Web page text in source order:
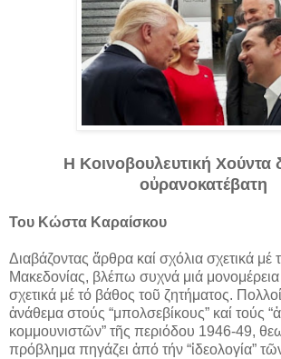
H Koινοβουλευτική Χούντα
οὐρανοκατέβατη
Του Κώστα Καραίσκου
Διαβάζοντας ἄρθρα καί σχόλια σχετικά μέ
Μακεδονίας, βλέπω συχνά μιά
σχετικά μέ τό βάθος τοῦ ζητήματος.
ἀνάθεμα στούς “μπολσεβίκους” καί τούς
κομμουνιστῶν” τῆς περιόδου 1946-49,
πρόβλημα πηγάζει ἀπό τήν “ἰδεολογία”